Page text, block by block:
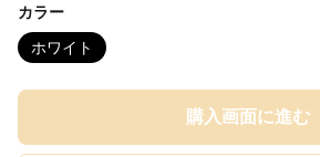
カラー
ホワイト
購入画面に進む